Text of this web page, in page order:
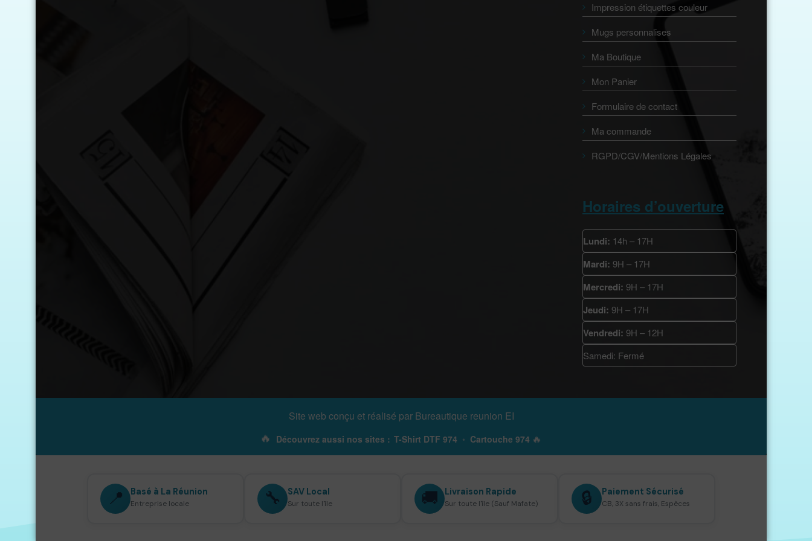
Impression étiquettes couleur
Mugs personnalises
Ma Boutique
Mon Panier
Formulaire de contact
Ma commande
RGPD/CGV/Mentions Légales
Horaires d’ouverture
Lundi: 14h – 17H
Mardi: 9H – 17H
Mercredi: 9H – 17H
Jeudi: 9H – 17H
Vendredi: 9H – 12H
Samedi: Fermé
Site web conçu et réalisé par Bureautique reunion EI
🔥 Découvrez aussi nos sites : T-Shirt DTF 974 • Cartouche 974 🔥
📍 Basé à La Réunion
Entreprise locale 🔧 SAV Local
Sur toute l'île 🚚 Livraison Rapide
Sur toute l'île (Sauf Mafate) 🔒 Paiement Sécurisé
CB, 3X sans frais, Espèces